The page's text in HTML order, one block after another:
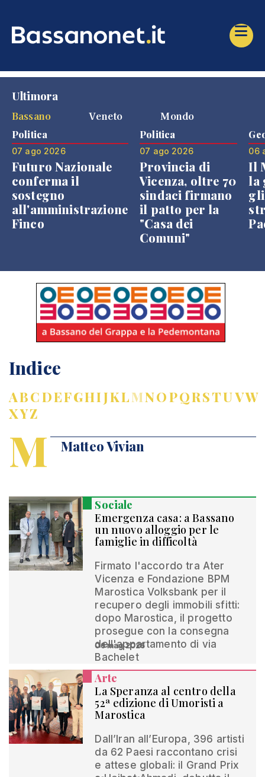
Ultimora
Bassano
Veneto Mondo
Politica
07 ago 2026
Futuro Nazionale
conferma il
sostegno
all'amministrazione
Finco
Politica
07 ago 2026
Provincia di
Vicenza, oltre 70
sindaci firmano
il patto per la
"Casa dei
Comuni"
06
Il
la
Indice
ABCDEFGHIJKLMNOPQRSTUVW
XYZ
M Matteo Vivian
Sociale
Emergenza casa: a Bassano
un nuovo alloggio per le
famiglie in difficoltà
Firmato l'accordo tra Ater
Vicenza e Fondazione BPM
Marostica Volksbank per il
recupero degli immobili sfitti:
dopo Marostica, il progetto
prosegue con la consegna
dell'appartamento di via
Bachelet
06 mag 2026
Arte
La Speranza al centro della
52ª edizione di Umoristi a
Marostica
Dall’Iran all’Europa, 396 artisti
da 62 Paesi raccontano crisi
e attese globali: il Grand Prix